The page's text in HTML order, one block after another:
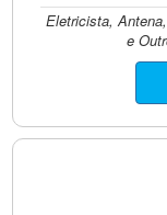
Eletricista,
e